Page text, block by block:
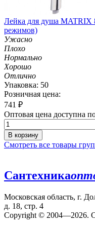
Лейка для душа MATRIX
режимов)
Ужасно
Плохо
Нормально
Хорошо
Отлично
Упаковка: 50
Розничная цена:
741 ₽
Оптовая цена доступна
В корзину
Смотреть все товары
Сантехника
Московская область, г.
д. 18, стр. 4
Copyright © 2004—2026.